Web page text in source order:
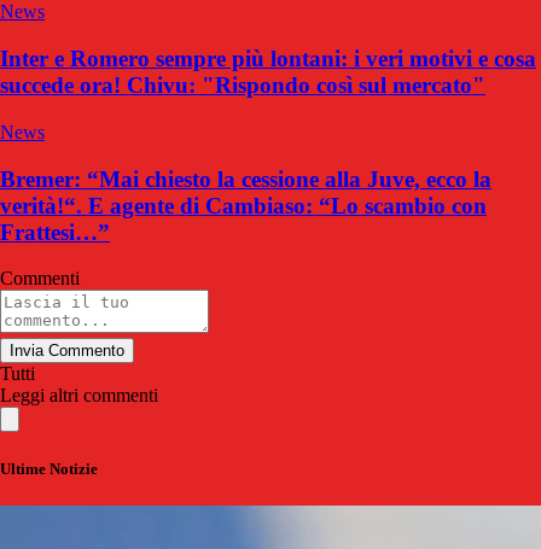
News
Inter e Romero sempre più lontani: i veri motivi e cosa
succede ora! Chivu: "Rispondo così sul mercato"
News
Bremer: “Mai chiesto la cessione alla Juve, ecco la
verità!“. E agente di Cambiaso: “Lo scambio con
Frattesi…”
Commenti
Invia Commento
Tutti
Leggi altri commenti
Ultime Notizie